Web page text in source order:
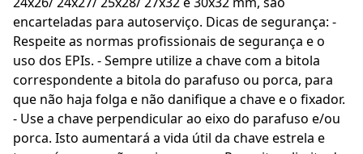
encarteladas para autoserviço. Dicas de segurança: -
Respeite as normas profissionais de segurança e o
uso dos EPIs. - Sempre utilize a chave com a bitola
correspondente a bitola do parafuso ou porca, para
que não haja folga e não danifique a chave e o fixador.
- Use a chave perpendicular ao eixo do parafuso e/ou
porca. Isto aumentará a vida útil da chave estrela e